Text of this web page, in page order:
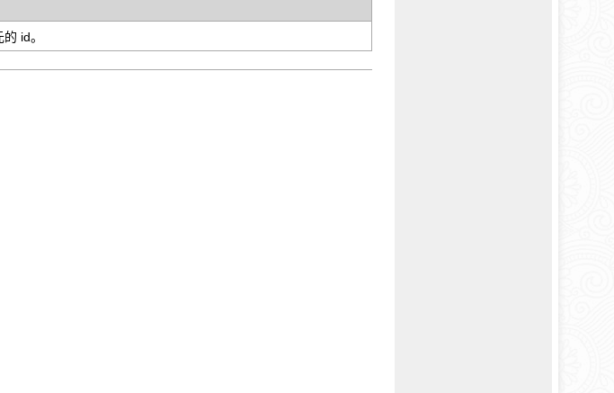
id。